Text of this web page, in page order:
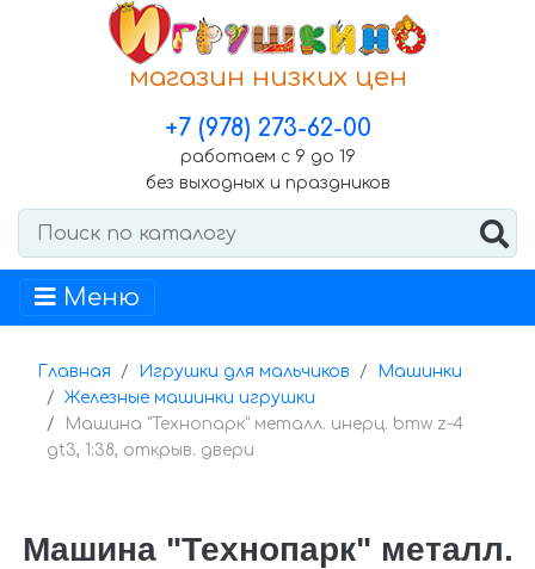
магазин низких цен
+7 (978) 273-62-00
работаем с 9 до 19
без выходных и праздников
Меню
Главная Игрушки для мальчиков
Машинки
Железные машинки игрушки
Машина "Технопарк" металл. инерц. bmw z-4
gt3, 1:38, открыв. двери
Машина "Технопарк" металл.